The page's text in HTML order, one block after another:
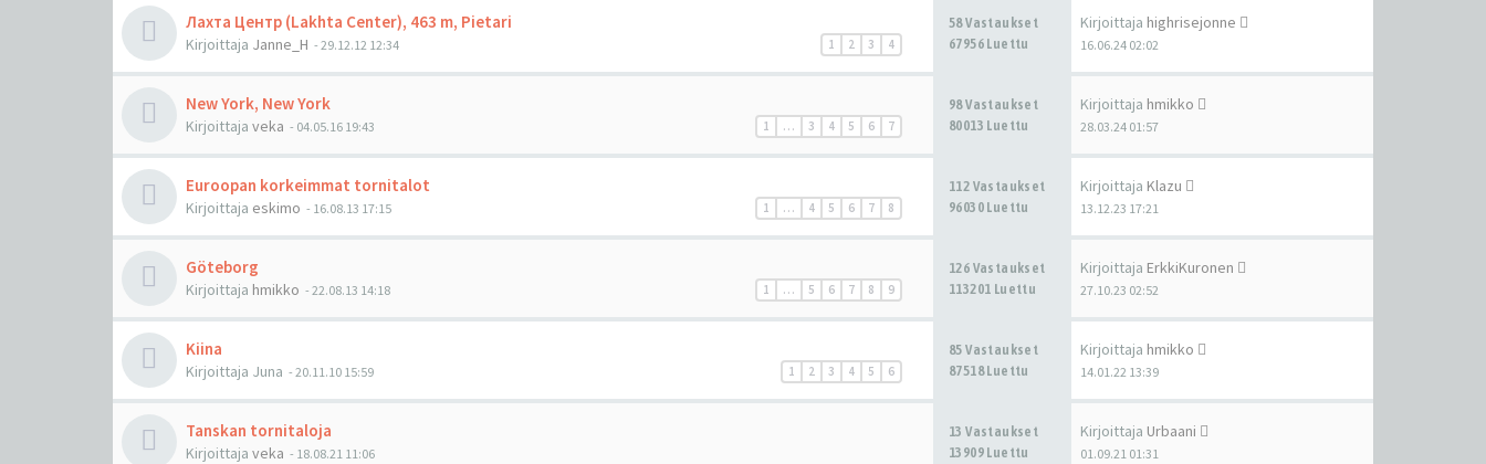
Лахта Центр (Lakhta Center), 463 m, Pietari
1 2 3 4
Kirjoittaja Janne_H - 29.12.12 12:34
58 Vastaukset
67956 Luettu
Kirjoittaja highrisejonne
16.06.24 02:02
New York, New York
1 … 3 4 5 6 7
Kirjoittaja veka - 04.05.16 19:43
98 Vastaukset
80013 Luettu
Kirjoittaja hmikko
28.03.24 01:57
Euroopan korkeimmat tornitalot
1 … 4 5 6 7 8
Kirjoittaja eskimo - 16.08.13 17:15
112 Vastaukset
96030 Luettu
Kirjoittaja Klazu
13.12.23 17:21
Göteborg
1 … 5 6 7 8 9
Kirjoittaja hmikko - 22.08.13 14:18
126 Vastaukset
113201 Luettu
Kirjoittaja ErkkiKuronen
27.10.23 02:52
Kiina
1 2 3 4 5 6
Kirjoittaja Juna - 20.11.10 15:59
85 Vastaukset
87518 Luettu
Kirjoittaja hmikko
14.01.22 13:39
Tanskan tornitaloja
Kirjoittaja veka - 18.08.21 11:06
13 Vastaukset
13909 Luettu
Kirjoittaja Urbaani
01.09.21 01:31